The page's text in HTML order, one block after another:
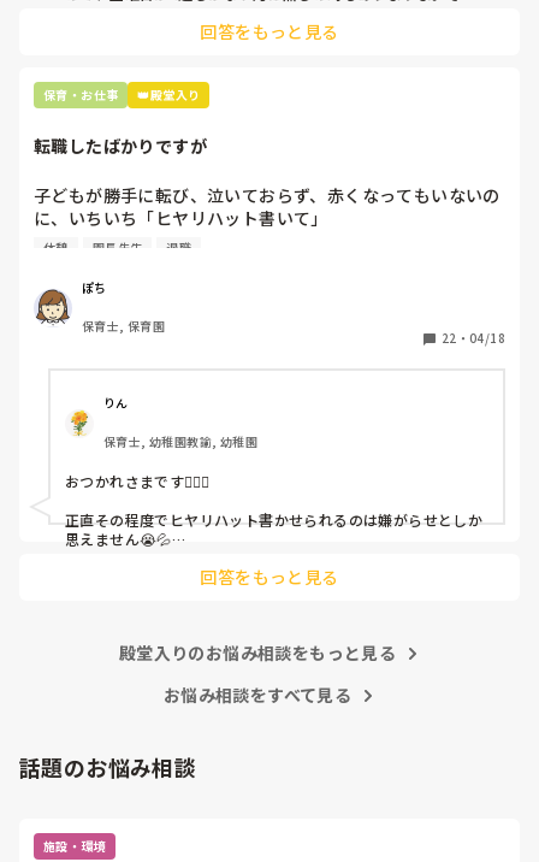
て貰い、主任に報告してます。
回答をもっと見る
保育・お仕事 👑殿堂入り
転職したばかりですが
子どもが勝手に転び、泣いておらず、赤くなってもいないの
に、いちいち「ヒヤリハット書いて」
と書かされ
（そう言う本人は書かない）
しかも、上司に↑この内容でも
ちゃんと考えて対策を練って書き込むようにと。
呼ばれて一緒に対策を考えさせられること多数
これだけで30〜40分拘束されて辛いです
皆さんの園はどうですか?
休憩 園長先生 退職
ぽち
保育士, 保育園
22 ・ 04/18
りん
保育士, 幼稚園教諭, 幼稚園
おつかれさまです🙇🏻‍♀️
正直その程度でヒヤリハット書かせられるのは嫌がらせとしか
思えません😭💦
回答をもっと見る
殿堂入りのお悩み相談をもっと見る
お悩み相談をすべて見る
話題のお悩み相談
施設・環境